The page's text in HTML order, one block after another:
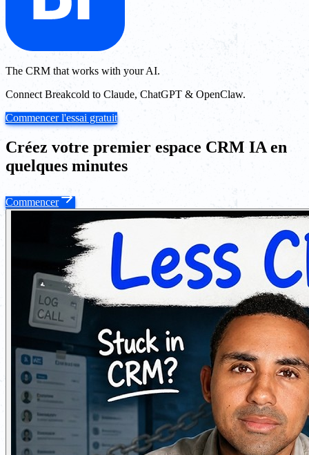
The CRM that works with your AI.
Connect Breakcold to Claude, ChatGPT & OpenClaw.
Commencer l'essai gratuit
Créez votre premier espace CRM IA en
quelques minutes
Commencer